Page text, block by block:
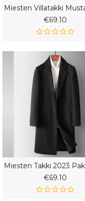
€69.10
€69.10